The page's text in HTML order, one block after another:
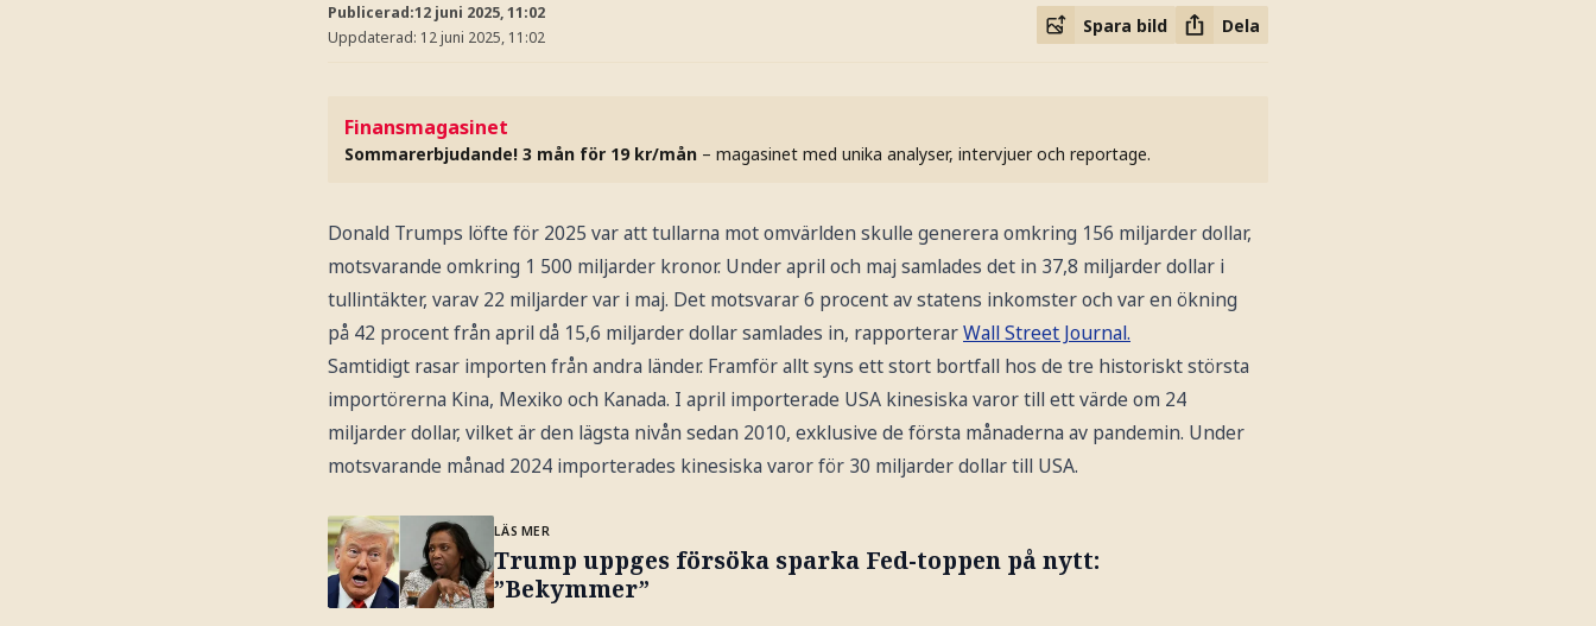
Publicerad:12 juni 2025, 11:02
Uppdaterad: 12 juni 2025, 11:02
Spara bild Dela
Finansmagasinet
Sommarerbjudande! 3 mån för 19 kr/mån – magasinet med unika analyser, intervjuer och reportage.
Donald Trumps löfte för 2025 var att tullarna mot omvärlden skulle generera omkring 156 miljarder dollar,
motsvarande omkring 1 500 miljarder kronor. Under april och maj samlades det in 37,8 miljarder dollar i
tullintäkter, varav 22 miljarder var i maj. Det motsvarar 6 procent av statens inkomster och var en ökning
på 42 procent från april då 15,6 miljarder dollar samlades in, rapporterarWall Street Journal.
Samtidigt rasar importen från andra länder. Framför allt syns ett stort bortfall hos de tre historiskt största
importörerna Kina, Mexiko och Kanada. I april importerade USA kinesiska varor till ett värde om 24
miljarder dollar, vilket är den lägsta nivån sedan 2010, exklusive de första månaderna av pandemin. Under
motsvarande månad 2024 importerades kinesiska varor för 30 miljarder dollar till USA.
LÄS MER
Trump uppges försöka sparka Fed-toppen på nytt:
”Bekymmer”